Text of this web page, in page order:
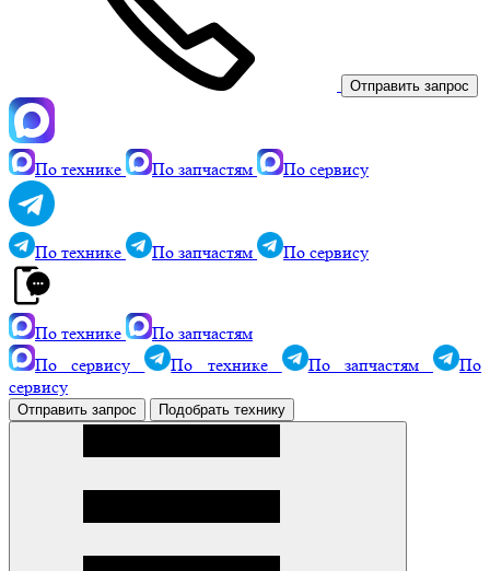
Отправить запрос
По технике По запчастям По сервису
По технике По запчастям По сервису
По технике
По запчастям
По сервису
По технике По запчастям
По
сервису
Отправить запрос Подобрать технику